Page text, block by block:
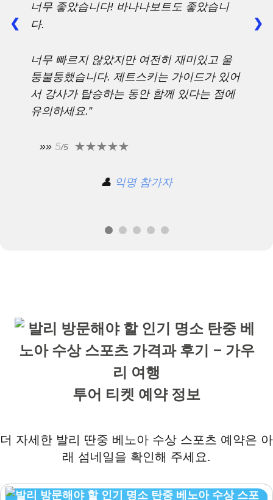
너무 좋았습니다! 바나나보트도 좋았습니
다.
너무 빠르지 않았지만 여전히 재미있고 울
퉁불퉁했습니다. 제트스키는 가이드가 있어
서 강사가 탑승하는 동안 함께 있다는 점에
유의하세요.”
»» 5/5
👤 익명 참가자
❮ ❯
투어 티켓 예약 정보
더 자세한 발리 딴중 베노아 수상 스포츠 예약은 아
래 섬네일을 확인해 주세요.